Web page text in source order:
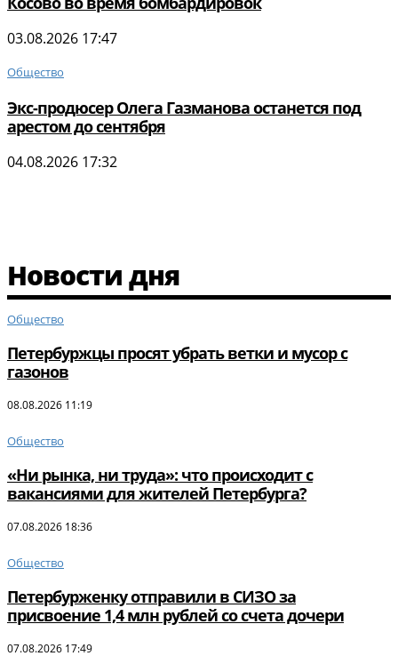
03.08.2026 17:47
Общество
Экс-продюсер Олега Газманова останется под
арестом до сентября
04.08.2026 17:32
Новости дня
Общество
Петербуржцы просят убрать ветки и мусор с
газонов
08.08.2026 11:19
Общество
«Ни рынка, ни труда»: что происходит с
вакансиями для жителей Петербурга?
07.08.2026 18:36
Общество
Петербурженку отправили в СИЗО за
присвоение 1,4 млн рублей со счета дочери
07.08.2026 17:49